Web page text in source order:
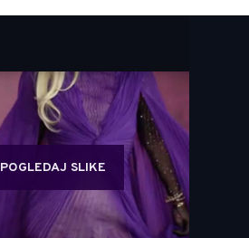
POGLEDAJ SLIKE